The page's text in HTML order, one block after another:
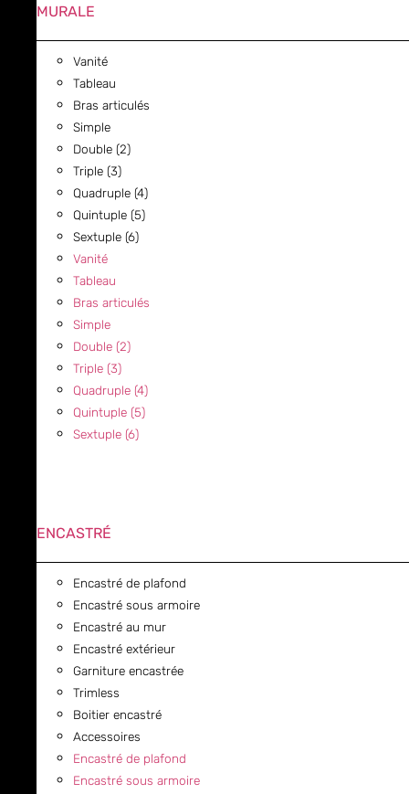
MURALE
Vanité
Tableau
Bras articulés
Simple
Double (2)
Triple (3)
Quadruple (4)
Quintuple (5)
Sextuple (6)
Vanité
Tableau
Bras articulés
Simple
Double (2)
Triple (3)
Quadruple (4)
Quintuple (5)
Sextuple (6)
ENCASTRÉ
Encastré de plafond
Encastré sous armoire
Encastré au mur
Encastré extérieur
Garniture encastrée
Trimless
Boitier encastré
Accessoires
Encastré de plafond
Encastré sous armoire